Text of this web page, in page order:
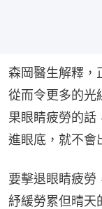
森岡醫生解釋，
從而令更多的光
果眼睛疲勞的話
進眼底，就不會
要擊退眼睛疲勞
紓緩勞累但晴天